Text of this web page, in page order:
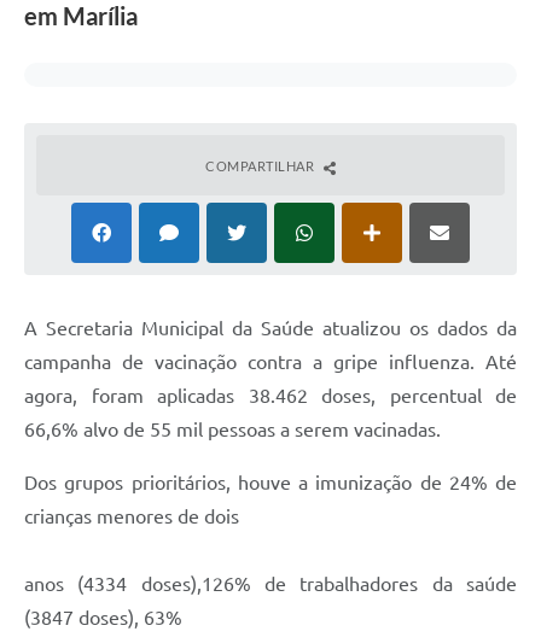
em Marília
COMPARTILHAR
A Secretaria Municipal da Saúde atualizou os dados da
campanha de vacinação contra a gripe influenza. Até
agora, foram aplicadas 38.462 doses, percentual de
66,6% alvo de 55 mil pessoas a serem vacinadas.
Dos grupos prioritários, houve a imunização de 24% de
crianças menores de dois
anos (4334 doses),126% de trabalhadores da saúde
(3847 doses), 63%